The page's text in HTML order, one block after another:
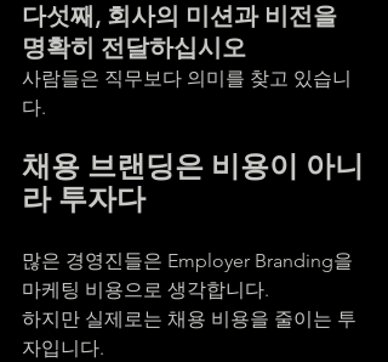
다섯째, 회사의 미션과 비전을
명확히 전달하십시오
사람들은 직무보다 의미를 찾고 있습니
다.
채용 브랜딩은 비용이 아니
라 투자다
많은 경영진들은 Employer Branding을
마케팅 비용으로 생각합니다.
하지만 실제로는 채용 비용을 줄이는 투
자입니다.